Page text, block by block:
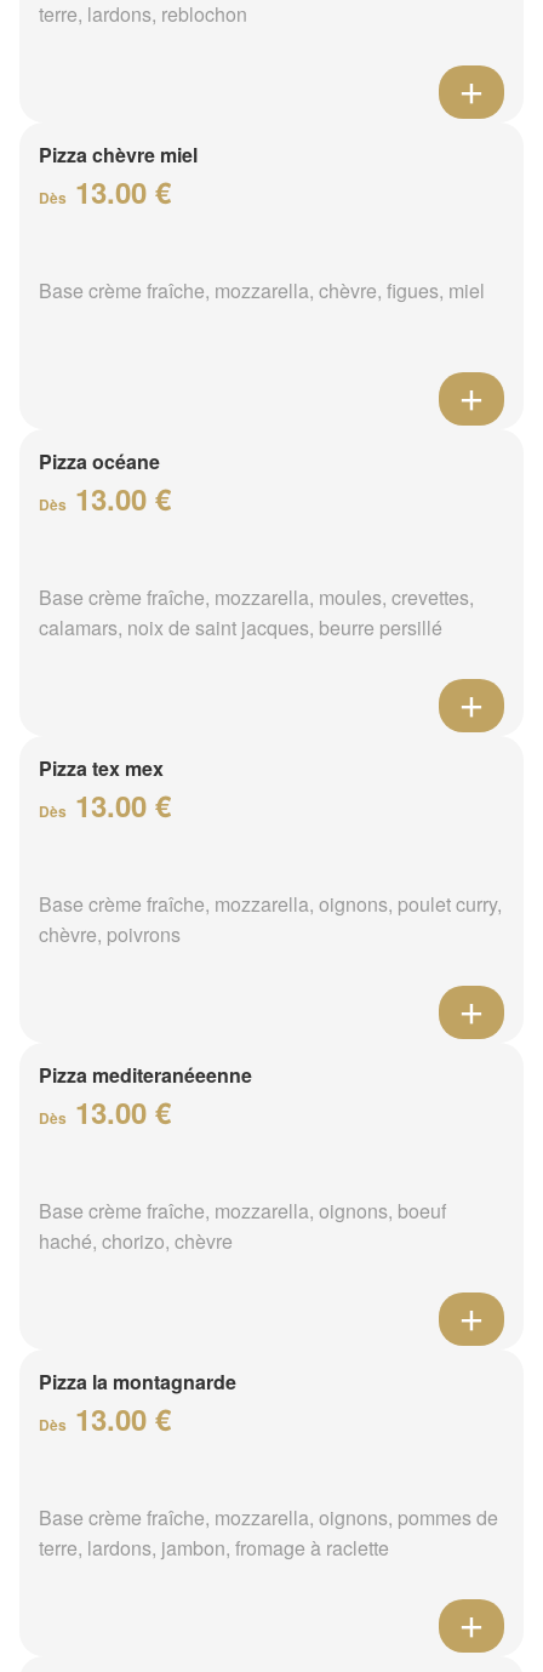
terre, lardons, reblochon
Pizza chèvre miel
Dès 13.00 €
Base crème fraîche, mozzarella, chèvre, figues, miel
Pizza océane
Dès 13.00 €
Base crème fraîche, mozzarella, moules, crevettes,
calamars, noix de saint jacques, beurre persillé
Pizza tex mex
Dès 13.00 €
Base crème fraîche, mozzarella, oignons, poulet curry,
chèvre, poivrons
Pizza mediteranéeenne
Dès 13.00 €
Base crème fraîche, mozzarella, oignons, boeuf
haché, chorizo, chèvre
Pizza la montagnarde
Dès 13.00 €
Base crème fraîche, mozzarella, oignons, pommes de
terre, lardons, jambon, fromage à raclette